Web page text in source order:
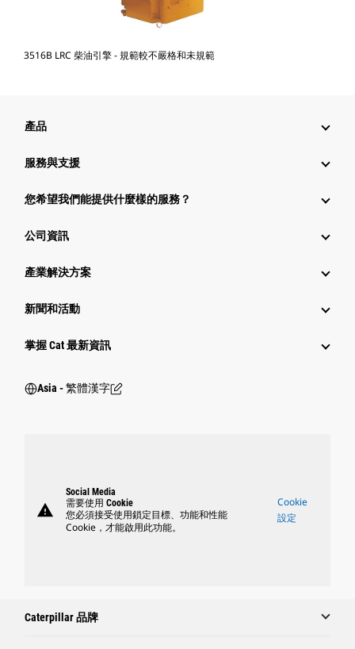
3516B LRC 柴油引擎 - 規範較不嚴格和未規範
產品
服務與支援
您希望我們能提供什麼樣的服務？
公司資訊
產業解決方案
新聞和活動
掌握 Cat 最新資訊
Asia - 繁體漢字
warning
Social Media
需要使用 Cookie
您必須接受使用鎖定目標、功能和性能
Cookie，才能啟用此功能。
Cookie
設定
Caterpillar 品牌